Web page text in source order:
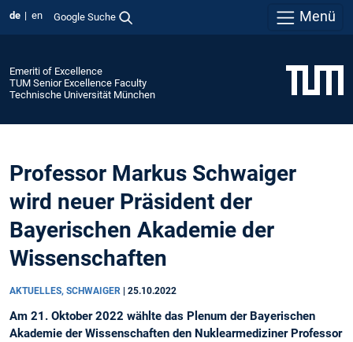
de en Google Suche Menü
Emeriti of Excellence
TUM Senior Excellence Faculty
Technische Universität München
Professor Markus Schwaiger
wird neuer Präsident der
Bayerischen Akademie der
Wissenschaften
AKTUELLES, SCHWAIGER 25.10.2022
Am 21. Oktober 2022 wählte das Plenum der Bayerischen
Akademie der Wissenschaften den Nuklearmediziner Professor